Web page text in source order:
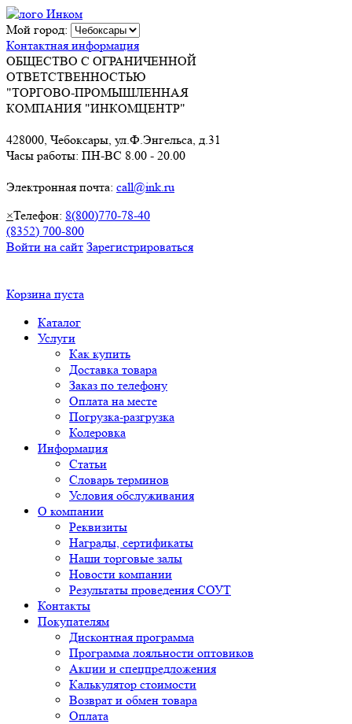
Мой город:
Контактная информация
ОБЩЕСТВО С ОГРАНИЧЕННОЙ
ОТВЕТСТВЕННОСТЬЮ
"ТОРГОВО-ПРОМЫШЛЕННАЯ
КОМПАНИЯ "ИНКОМЦЕНТР"
428000, Чебоксары, ул.Ф.Энгельса, д.31
Часы работы: ПН-ВС 8.00 - 20.00
Электронная почта: call@ink.ru
×Телефон: 8(800)770-78-40
(8352) 700-800
Войти на сайт Зарегистрироваться
Корзина пуста
Каталог
Услуги
Как купить
Доставка товара
Заказ по телефону
Оплата на месте
Погрузка-разгрузка
Колеровка
Информация
Статьи
Словарь терминов
Условия обслуживания
О компании
Реквизиты
Награды, сертификаты
Наши торговые залы
Новости компании
Результаты проведения СОУТ
Контакты
Покупателям
Дисконтная программа
Программа лояльности оптовиков
Акции и спецпредложения
Калькулятор стоимости
Возврат и обмен товара
Оплата